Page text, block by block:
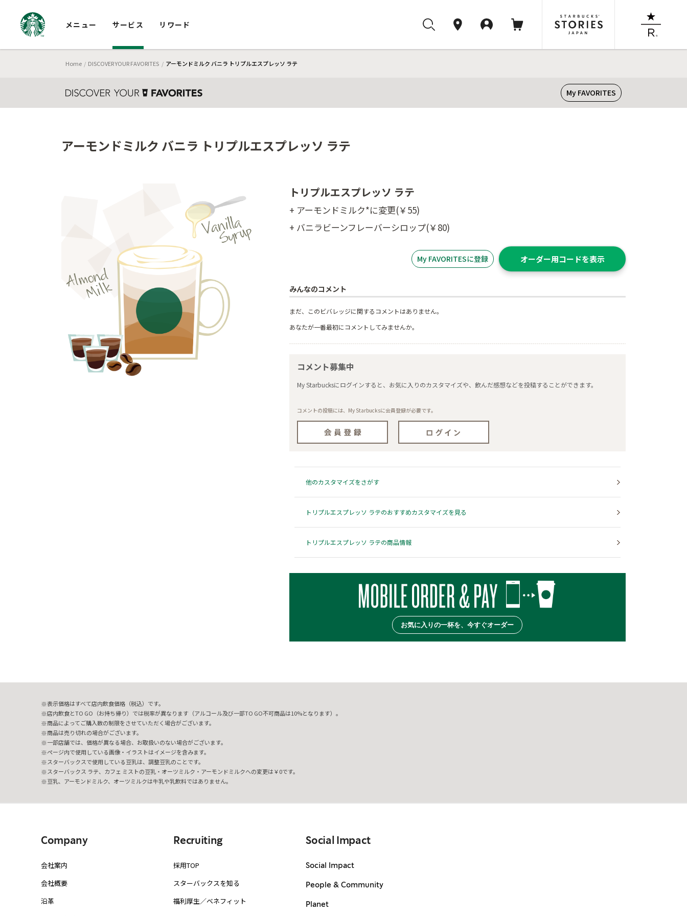
メニュー サービス リワード
Home DISCOVER YOUR FAVORITES アーモンドミルク バニラ トリプルエスプレッソ ラテ
My FAVORITES
アーモンドミルク バニラ トリプルエスプレッソ ラテ
トリプルエスプレッソ ラテ
+ アーモンドミルク*に変更(￥55)
+ バニラビーンフレーバーシロップ(￥80)
My FAVORITESに登録 オーダー用コードを表示
みんなのコメント
まだ、このビバレッジに関するコメントはありません。
あなたが一番最初にコメントしてみませんか。
コメント募集中
My Starbucksにログインすると、お気に入りのカスタマイズや、飲んだ感想などを投稿することができます。
コメントの投稿には、My Starbucksに会員登録が必要です。
他のカスタマイズをさがす
トリプルエスプレッソ ラテのおすすめカスタマイズを見る
トリプルエスプレッソ ラテの商品情報
お気に入りの一杯を、今すぐオーダー
表示価格はすべて店内飲食価格（税込）です。
店内飲食とTO GO（お持ち帰り）では税率が異なります（アルコール及び一部TO GO不可商品は10%となります）。
商品によってご購入数の制限をさせていただく場合がございます。
商品は売り切れの場合がございます。
一部店舗では、価格が異なる場合、お取扱いのない場合がございます。
ページ内で使用している画像・イラストはイメージを含みます。
スターバックスで使用している豆乳は、調整豆乳のことです。
スターバックス ラテ、カフェ ミストの豆乳・オーツミルク・アーモンドミルクへの変更は￥0です。
豆乳、アーモンドミルク、オーツミルクは牛乳や乳飲料ではありません。
Company
会社案内
会社概要
沿革
Recruiting
採用TOP
スターバックスを知る
福利厚生／ベネフィット
Social Impact
Social Impact
People & Community
Planet